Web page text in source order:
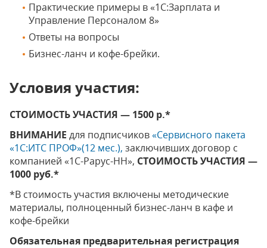
Практические примеры в «1С:Зарплата и
Управление Персоналом 8»
Ответы на вопросы
Бизнес-ланч и кофе-брейки.
Условия участия:
СТОИМОСТЬ УЧАСТИЯ — 1500 р.*
ВНИМАНИЕ для подписчиков«Сервисного пакета
«1С:ИТС ПРОФ»(12 мес.), заключивших договор с
компанией «1С-Рарус-НН», СТОИМОСТЬ УЧАСТИЯ —
1000 руб.*
*В стоимость участия включены методические
материалы, полноценный бизнес-ланч в кафе и
кофе-брейки
Обязательная предварительная регистрация